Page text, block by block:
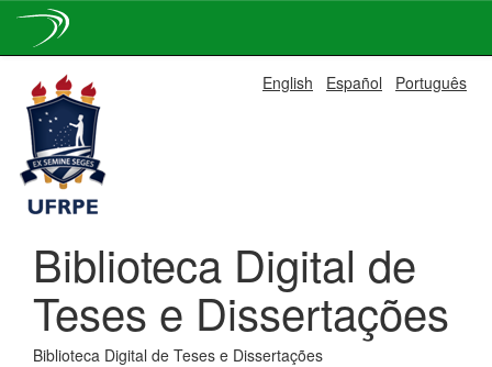
navigation
English Español Português
Biblioteca Digital de
Teses e Dissertações
Biblioteca Digital de Teses e Dissertações